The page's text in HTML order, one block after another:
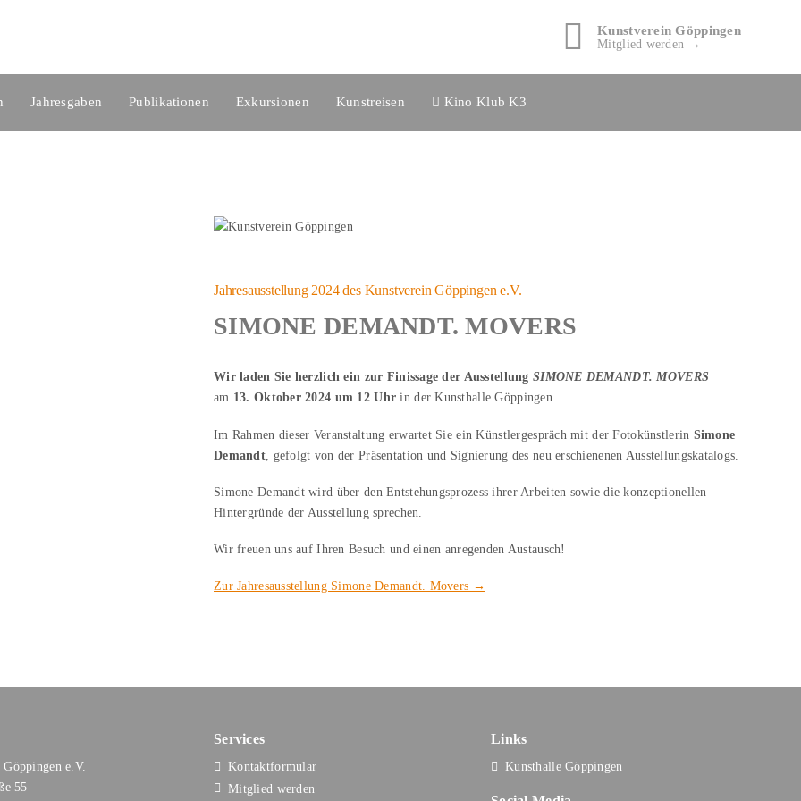
Kunstverein Göppingen
Mitglied werden →
Jahresgaben Publikationen Exkursionen Kunstreisen Kino Klub K3
Jahresausstellung 2024 des Kunstverein Göppingen e.V.
SIMONE DEMANDT. MOVERS
Wir laden Sie herzlich ein zur Finissage der Ausstellung SIMONE DEMANDT. MOVERS
am 13. Oktober 2024 um 12 Uhr in der Kunsthalle Göppingen.
Im Rahmen dieser Veranstaltung erwartet Sie ein Künstlergespräch mit der Fotokünstlerin Simone
Demandt, gefolgt von der Präsentation und Signierung des neu erschienenen Ausstellungskatalogs.
Simone Demandt wird über den Entstehungsprozess ihrer Arbeiten sowie die konzeptionellen
Hintergründe der Ausstellung sprechen.
Wir freuen uns auf Ihren Besuch und einen anregenden Austausch!
Zur Jahresausstellung Simone Demandt. Movers →
e.V.
55
Services
Kontaktformular
Mitglied werden
Links
Kunsthalle Göppingen